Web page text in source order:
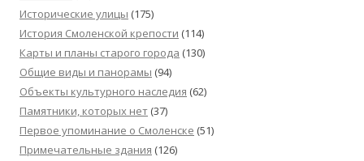
Исторические улицы (175)
История Смоленской крепости (114)
Карты и планы старого города (130)
Общие виды и панорамы (94)
Объекты культурного наследия (62)
Памятники, которых нет (37)
Первое упоминание о Смоленске (51)
Примечательные здания (126)